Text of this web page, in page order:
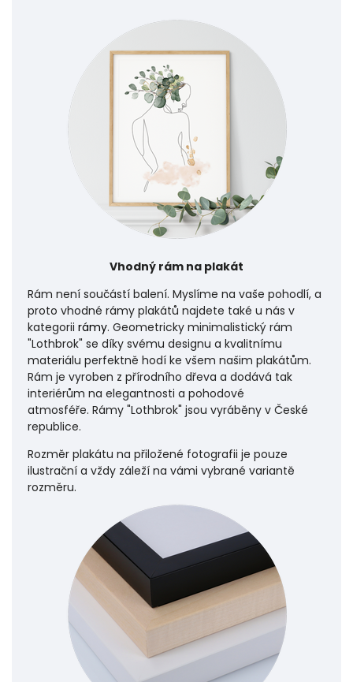
Vhodný rám na plakát
Rám není součástí balení. Myslíme na vaše pohodlí, a
proto vhodné rámy plakátů najdete také u nás v
kategorii rámy. Geometricky minimalistický rám
"Lothbrok" se díky svému designu a kvalitnímu
materiálu perfektně hodí ke všem našim plakátům.
Rám je vyroben z přírodního dřeva a dodává tak
interiérům na elegantnosti a pohodové
atmosféře. Rámy "Lothbrok" jsou vyráběny v České
republice.
Rozměr plakátu na přiložené fotografii je pouze
ilustrační a vždy záleží na vámi vybrané variantě
rozměru.